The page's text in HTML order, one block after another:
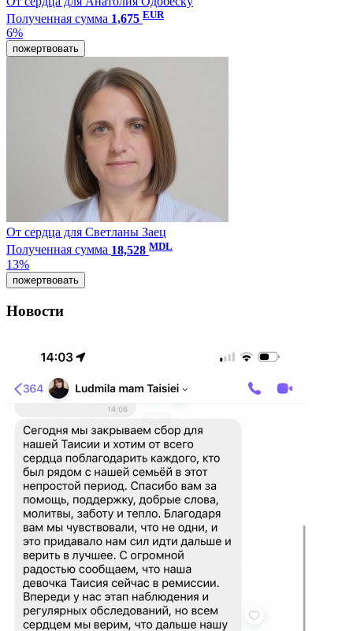
Полученная сумма 1,675 EUR
6%
пожертвовать
От сердца для Светланы Заец
Полученная сумма 18,528 MDL
13%
пожертвовать
Новости